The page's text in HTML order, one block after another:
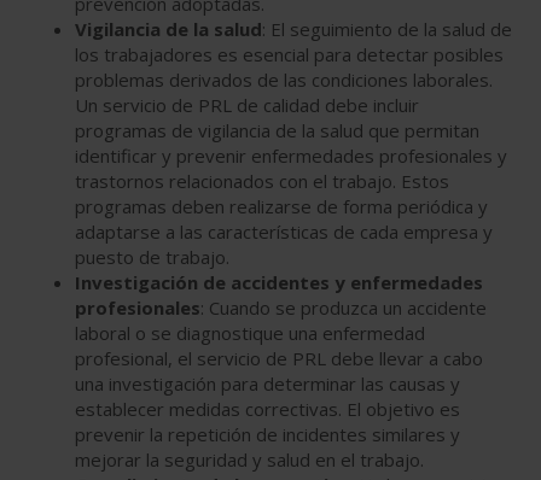
Vigilancia de la salud: El seguimiento de la salud de
los trabajadores es esencial para detectar posibles
problemas derivados de las condiciones laborales.
Un servicio de PRL de calidad debe incluir
programas de vigilancia de la salud que permitan
identificar y prevenir enfermedades profesionales y
trastornos relacionados con el trabajo. Estos
programas deben realizarse de forma periódica y
adaptarse a las características de cada empresa y
puesto de trabajo.
Investigación de accidentes y enfermedades
profesionales: Cuando se produzca un accidente
laboral o se diagnostique una enfermedad
profesional, el servicio de PRL debe llevar a cabo
una investigación para determinar las causas y
establecer medidas correctivas. El objetivo es
prevenir la repetición de incidentes similares y
mejorar la seguridad y salud en el trabajo.